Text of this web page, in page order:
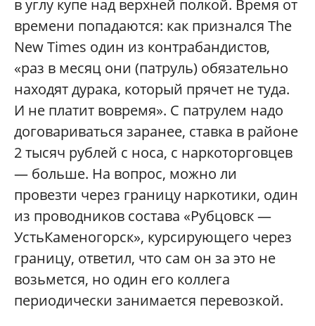
в углу купе над верхней полкой. Время от
времени попадаются: как признался The
New Times один из контрабандистов,
«раз в месяц они (патруль) обязательно
находят дурака, который прячет не туда.
И не платит вовремя». С патрулем надо
договариваться заранее, ставка в районе
2 тысяч рублей с носа, с наркоторговцев
— больше. На вопрос, можно ли
провезти через границу наркотики, один
из проводников состава «Рубцовск —
УстьКаменогорск», курсирующего через
границу, ответил, что сам он за это не
возьмется, но один его коллега
периодически занимается перевозкой.